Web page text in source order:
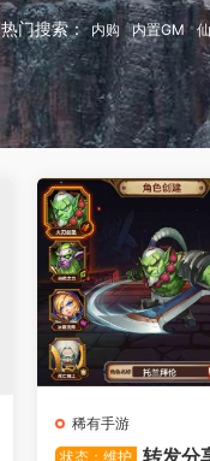
热门搜索： 内购 内置GM
稀有手游
状态：维护 转发分